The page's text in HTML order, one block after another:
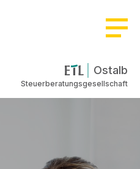
Ostalb
Steuerberatungsgesellschaft